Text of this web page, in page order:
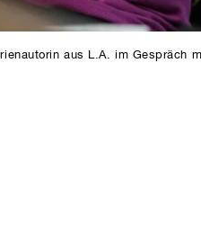
aus L.A. im Gespräch